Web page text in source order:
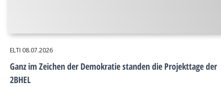
ELTI 08.07.2026
Ganz im Zeichen der Demokratie standen die Projekttage der
2BHEL